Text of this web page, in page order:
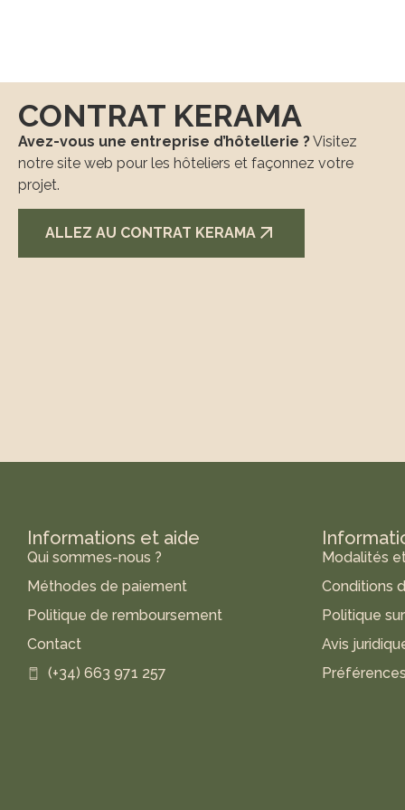
CONTRAT KERAMA
Avez-vous une entreprise d’hôtellerie ?Visitez
notre site web pour les hôteliers et façonnez votre
projet.
ALLEZ AU CONTRAT KERAMA
Informations et aide
Qui sommes-nous ?
Méthodes de paiement
Politique de remboursement
Contact
(+34) 663 971 257
Modalités
Conditions
Politique
Avis